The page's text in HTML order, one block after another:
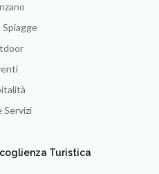
Spiagge
Servizi
Turistica